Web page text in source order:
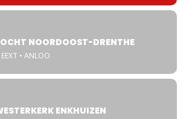
NOORDOOST-DRENTHE
• ANLOO
ENKHUIZEN